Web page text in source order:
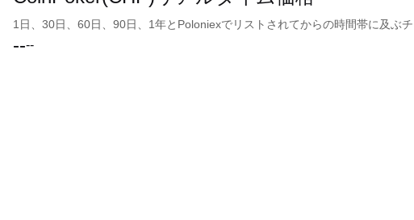
1日、30日、60日、90日、1年とPoloniexでリストされてからの時間帯に及ぶ
----